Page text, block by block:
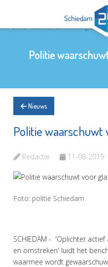
Politie
Nieuws
Politie waarschuwt
Redactie 11-08-2019
Foto: politie Schiedam
SCHIEDAM - 'Oplichter
en omstreken' luidt het
waarmee wordt